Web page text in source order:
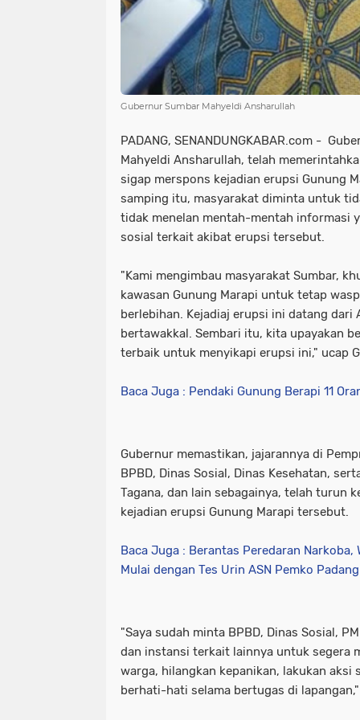
Gubernur Sumbar Mahyeldi Ansharullah
PADANG, SENANDUNGKABAR.com -
Mahyeldi Ansharullah, telah
sigap merspons kejadian erupsi Gunung
samping itu, masyarakat diminta untuk
tidak menelan mentah-mentah informasi
sosial terkait akibat erupsi tersebut.
"Kami mengimbau masyarakat Sumbar,
kawasan Gunung Marapi untuk tetap
berlebihan. Kejadiaj erupsi ini datang dari
bertawakkal. Sembari itu, kita upayakan
terbaik untuk menyikapi erupsi ini," ucap
Baca Juga : Pendaki Gunung Berapi 11
Gubernur memastikan, jajarannya di
BPBD, Dinas Sosial, Dinas Kesehatan,
Tagana, dan lain sebagainya, telah turun
kejadian erupsi Gunung Marapi tersebut.
Baca Juga : Berantas Peredaran Narkoba,
Mulai dengan Tes Urin ASN Pemko Padang
"Saya sudah minta BPBD, Dinas Sosial,
dan instansi terkait lainnya untuk segera
warga, hilangkan kepanikan, lakukan aksi
berhati-hati selama bertugas di